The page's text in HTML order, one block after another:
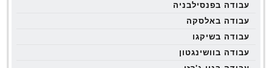
עבודה בפנסילבניה
עבודה באלסקה
עבודה בשיקגו
עבודה בוושינגטון